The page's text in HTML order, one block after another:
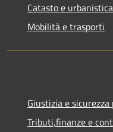
Catasto e urbanistica
Mobilità e trasporti
Giustizia e sicurezza
Tributi,finanze e